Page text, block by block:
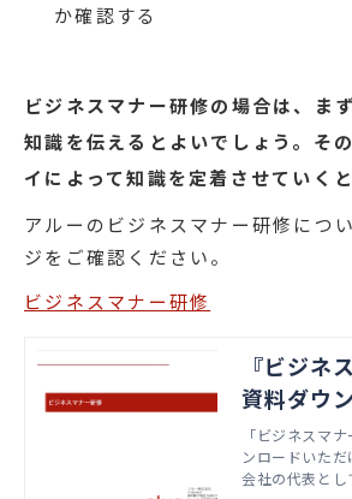
か確認する
ビジネスマナー研修の場合は、ま
知識を伝えるとよいでしょう。そ
イによって知識を定着させていく
アルーのビジネスマナー研修につ
ジをご確認ください。
ビジネスマナー研修
『ビジネ
資料ダウ
「ビジネスマ
ンロードいた
会社の代表とし